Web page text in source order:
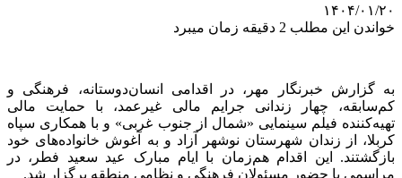
۱۴۰۴/۰۱/۲۰
خواندن این مطلب 2 دقیقه زمان میبرد
به گزارش خبرنگار مهر، در اقدامی انسان‌دوستانه، فرهنگی و
کم‌سابقه، چهار زندانی جرایم مالی غیرعمد، با حمایت مالی
تهیه‌کننده فیلم سینمایی «شمال از جنوب غربی» و با همکاری سپاه
کربلا، از زندان شهرستان نوشهر آزاد و به آغوش خانواده‌های خود
بازگشتند. این اقدام هم‌زمان با ایام مبارک عید سعید فطر، در
مراسمی با حضور مسئولان فرهنگی و نظامی منطقه برگزار شد.